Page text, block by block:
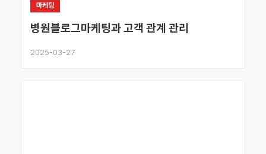
마케팅
병원블로그마케팅과 고객 관계 관리
2025-03-27